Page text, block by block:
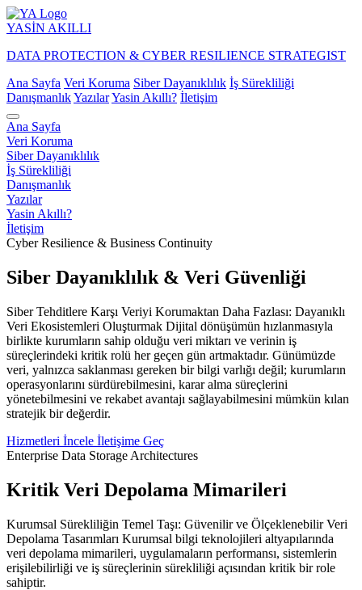
YASİN AKILLI
DATA PROTECTION & CYBER RESILIENCE STRATEGIST
Ana Sayfa Veri Koruma Siber Dayanıklılık İş Sürekliliği
DanışmanlıkYazılarYasin Akıllı? İletişim
Ana Sayfa
Veri Koruma
Siber Dayanıklılık
İş Sürekliliği
Danışmanlık
Yazılar
Yasin Akıllı?
İletişim
Cyber Resilience & Business Continuity
Siber Dayanıklılık & Veri Güvenliği
Siber Tehditlere Karşı Veriyi Korumaktan Daha Fazlası: Dayanıklı
Veri Ekosistemleri Oluşturmak Dijital dönüşümün hızlanmasıyla
birlikte kurumların sahip olduğu veri miktarı ve verinin iş
süreçlerindeki kritik rolü her geçen gün artmaktadır. Günümüzde
veri, yalnızca saklanması gereken bir bilgi varlığı değil; kurumların
operasyonlarını sürdürebilmesini, karar alma süreçlerini
yönetebilmesini ve rekabet avantajı sağlayabilmesini mümkün kılan
stratejik bir değerdir.
Hizmetleri İncele İletişime Geç
Enterprise Data Storage Architectures
Kritik Veri Depolama Mimarileri
Kurumsal Sürekliliğin Temel Taşı: Güvenilir ve Ölçeklenebilir Veri
Depolama Tasarımları Kurumsal bilgi teknolojileri altyapılarında
veri depolama mimarileri, uygulamaların performansı, sistemlerin
erişilebilirliği ve iş süreçlerinin sürekliliği açısından kritik bir role
sahiptir.